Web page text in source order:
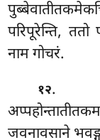
परिपूरेन्ति,
नाम गोचरं.
१२.
जवनावसाने